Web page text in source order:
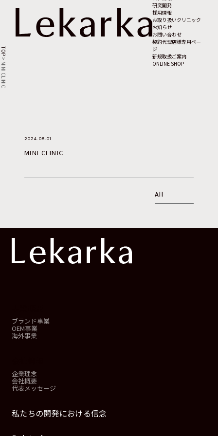
研究開発
採用情報
お取り扱いクリニック
お知らせ
お問い合わせ
契約代理店様専用ペー
ジ
新規取扱ご案内
ONLINE SHOP
TOP
>
MINI CLINIC
2024.05.01
MINI CLINIC
All
ブランド事業
OEM事業
海外事業
企業理念
会社概要
代表メッセージ
私たちの開発における信念